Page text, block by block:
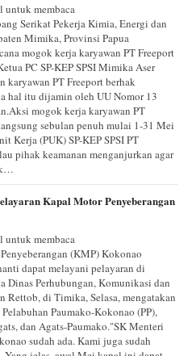
membaca
Serikat Pekerja Kimia, Energi dan
Mimika, Provinsi Papua
mogok kerja karyawan PT Freeport
PC SP-KEP SPSI Mimika Aser
karyawan PT Freeport berhak
hal itu dijamin oleh UU Nomor 13
mogok kerja karyawan PT
sebulan penuh mulai 1-31 Mei
Kerja (PUK) SP-KEP SPSI PT
pihak keamanan menganjurkan agar
Kapal Motor Penyeberangan
membaca
(KMP) Kokonao
dapat melayani pelayaran di
Dinas Perhubungan, Komunikasi dan
di Timika, Selasa, mengatakan
Paumako-Kokonao (PP),
dan Agats-Paumako."SK Menteri
sudah ada. Kami juga sudah